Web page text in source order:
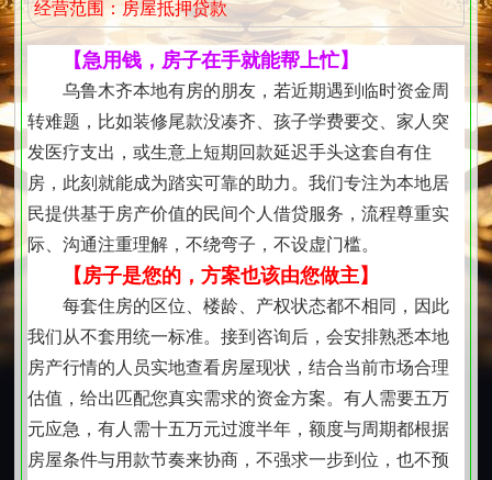
经营范围：房屋抵押贷款
【急用钱，房子在手就能帮上忙】
乌鲁木齐本地有房的朋友，若近期遇到临时资金周
转难题，比如装修尾款没凑齐、孩子学费要交、家人突
发医疗支出，或生意上短期回款延迟手头这套自有住
房，此刻就能成为踏实可靠的助力。我们专注为本地居
民提供基于房产价值的民间个人借贷服务，流程尊重实
际、沟通注重理解，不绕弯子，不设虚门槛。
【房子是您的，方案也该由您做主】
每套住房的区位、楼龄、产权状态都不相同，因此
我们从不套用统一标准。接到咨询后，会安排熟悉本地
房产行情的人员实地查看房屋现状，结合当前市场合理
估值，给出匹配您真实需求的资金方案。有人需要五万
元应急，有人需十五万元过渡半年，额度与周期都根据
房屋条件与用款节奏来协商，不强求一步到位，也不预